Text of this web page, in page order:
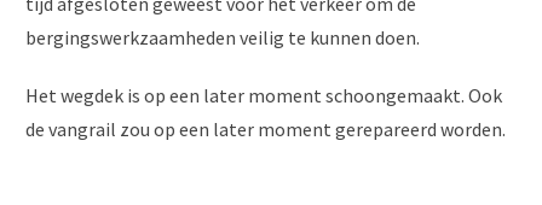
bergingswerkzaamheden veilig te kunnen doen.
Het wegdek is op een later moment schoongemaakt. Ook
de vangrail zou op een later moment gerepareerd worden.